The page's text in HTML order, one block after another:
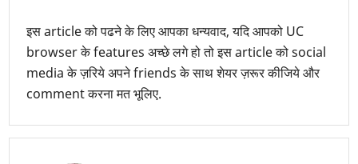
इस article को पढने के लिए आपका धन्यवाद, यदि आपको UC
browser के features अच्छे लगे हो तो इस article को social
media के ज़रिये अपने friends के साथ शेयर ज़रूर कीजिये और
comment करना मत भूलिए.